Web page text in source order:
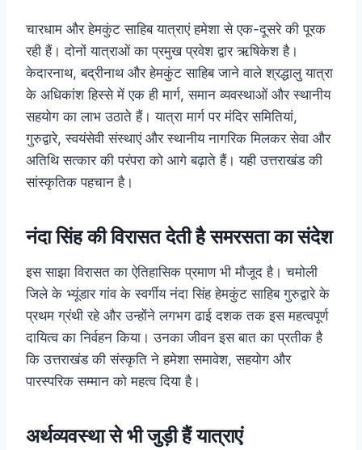
चारधाम और हेमकुंट साहिब यात्राएं हमेशा से एक-दूसरे की पूरक
रही हैं। दोनों यात्राओं का प्रमुख प्रवेश द्वार ऋषिकेश है।
केदारनाथ, बद्रीनाथ और हेमकुंट साहिब जाने वाले श्रद्धालु यात्रा
के अधिकांश हिस्से में एक ही मार्ग, समान व्यवस्थाओं और स्थानीय
सहयोग का लाभ उठाते हैं। यात्रा मार्ग पर मंदिर समितियां,
गुरुद्वारे, स्वयंसेवी संस्थाएं और स्थानीय नागरिक मिलकर सेवा और
अतिथि सत्कार की परंपरा को आगे बढ़ाते हैं। यही उत्तराखंड की
सांस्कृतिक पहचान है।
नंदा सिंह की विरासत देती है समरसता का संदेश
इस साझा विरासत का ऐतिहासिक प्रमाण भी मौजूद है। चमोली
जिले के भ्यूंडार गांव के स्वर्गीय नंदा सिंह हेमकुंट साहिब गुरुद्वारे के
प्रथम ग्रंथी रहे और उन्होंने लगभग ढाई दशक तक इस महत्वपूर्ण
दायित्व का निर्वहन किया। उनका जीवन इस बात का प्रतीक है
कि उत्तराखंड की संस्कृति ने हमेशा समावेश, सहयोग और
पारस्परिक सम्मान को महत्व दिया है।
अर्थव्यवस्था से भी जुड़ी हैं यात्राएं